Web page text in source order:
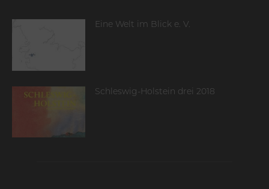
Eine Welt im Blick e. V.
Schleswig-Holstein drei 2018